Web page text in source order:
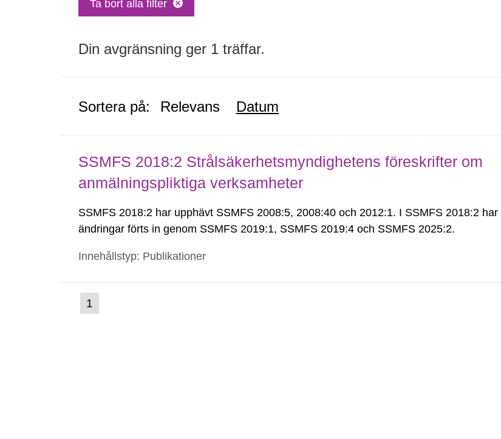
Ta bort alla filter
Din avgränsning ger 1 träffar.
Sortera på: Relevans Datum
SSMFS 2018:2 Strålsäkerhetsmyndighetens föreskrifter om
anmälningspliktiga verksamheter
SSMFS 2018:2 har upphävt SSMFS 2008:5, 2008:40 och 2012:1. I SSMFS 2018:2 har
ändringar förts in genom SSMFS 2019:1, SSMFS 2019:4 och SSMFS 2025:2.
Innehållstyp: Publikationer
Gå
till
1